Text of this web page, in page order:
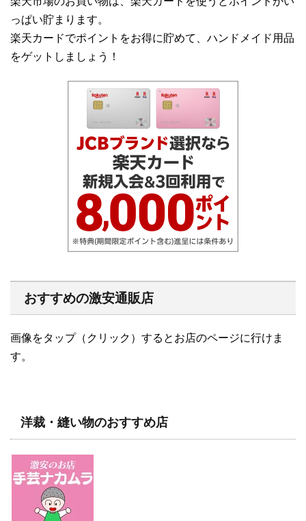
っぱい貯まります。
楽天カードでポイントをお得に貯めて、ハンドメイド用品
をゲットしましょう！
おすすめの激安通販店
画像をタップ（クリック）するとお店のページに行けま
す。
洋裁・縫い物のおすすめ店